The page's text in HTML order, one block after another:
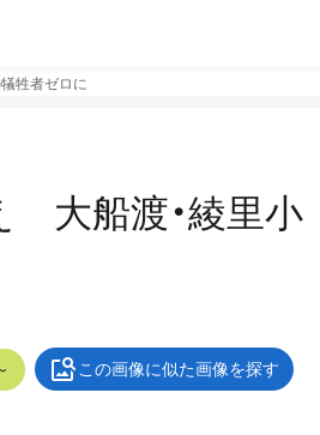
牲者ゼロに
大船渡・綾里小
この画像に似た画像を探す